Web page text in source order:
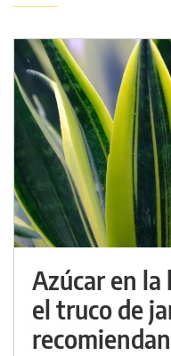
Azúcar en la
el truco de